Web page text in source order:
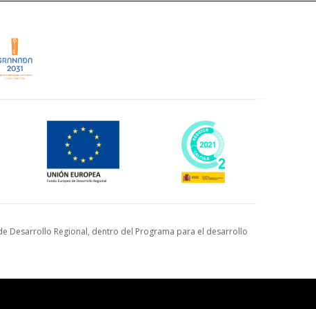
Desarrollo Regional, dentro del Programa para el desarrollo